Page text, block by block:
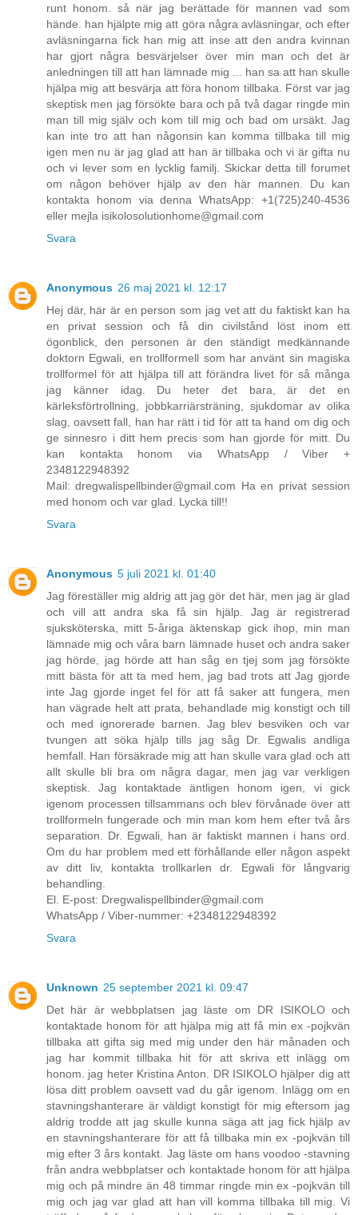
runt honom. så när jag berättade för mannen vad som
hände. han hjälpte mig att göra några avläsningar, och efter
avläsningarna fick han mig att inse att den andra kvinnan
har gjort några besvärjelser över min man och det är
anledningen till att han lämnade mig ... han sa att han skulle
hjälpa mig att besvärja att föra honom tillbaka. Först var jag
skeptisk men jag försökte bara och på två dagar ringde min
man till mig själv och kom till mig och bad om ursäkt. Jag
kan inte tro att han någonsin kan komma tillbaka till mig
igen men nu är jag glad att han är tillbaka och vi är gifta nu
och vi lever som en lycklig familj. Skickar detta till forumet
om någon behöver hjälp av den här mannen. Du kan
kontakta honom via denna WhatsApp: +1(725)240-4536
eller mejla isikolosolutionhome@gmail.com
Svara
Anonymous 26 maj 2021 kl. 12:17
Hej där, här är en person som jag vet att du faktiskt kan ha
en privat session och få din civilstånd löst inom ett
ögonblick, den personen är den ständigt medkännande
doktorn Egwali, en trollformell som har använt sin magiska
trollformel för att hjälpa till att förändra livet för så många
jag känner idag. Du heter det bara, är det en
kärleksförtrollning, jobbkarriärsträning, sjukdomar av olika
slag, oavsett fall, han har rätt i tid för att ta hand om dig och
ge sinnesro i ditt hem precis som han gjorde för mitt. Du
kan kontakta honom via WhatsApp / Viber +
2348122948392
Mail: dregwalispellbinder@gmail.com Ha en privat session
med honom och var glad. Lycka till!!
Svara
Anonymous 5 juli 2021 kl. 01:40
Jag föreställer mig aldrig att jag gör det här, men jag är glad
och vill att andra ska få sin hjälp. Jag är registrerad
sjuksköterska, mitt 5-åriga äktenskap gick ihop, min man
lämnade mig och våra barn lämnade huset och andra saker
jag hörde, jag hörde att han såg en tjej som jag försökte
mitt bästa för att ta med hem, jag bad trots att Jag gjorde
inte Jag gjorde inget fel för att få saker att fungera, men
han vägrade helt att prata, behandlade mig konstigt och till
och med ignorerade barnen. Jag blev besviken och var
tvungen att söka hjälp tills jag såg Dr. Egwalis andliga
hemfall. Han försäkrade mig att han skulle vara glad och att
allt skulle bli bra om några dagar, men jag var verkligen
skeptisk. Jag kontaktade äntligen honom igen, vi gick
igenom processen tillsammans och blev förvånade över att
trollformeln fungerade och min man kom hem efter två års
separation. Dr. Egwali, han är faktiskt mannen i hans ord.
Om du har problem med ett förhållande eller någon aspekt
av ditt liv, kontakta trollkarlen dr. Egwali för långvarig
behandling.
El. E-post: Dregwalispellbinder@gmail.com
WhatsApp / Viber-nummer: +2348122948392
Svara
Unknown 25 september 2021 kl. 09:47
Det här är webbplatsen jag läste om DR ISIKOLO och
kontaktade honom för att hjälpa mig att få min ex -pojkvän
tillbaka att gifta sig med mig under den här månaden och
jag har kommit tillbaka hit för att skriva ett inlägg om
honom. jag heter Kristina Anton. DR ISIKOLO hjälper dig att
lösa ditt problem oavsett vad du går igenom. Inlägg om en
stavningshanterare är väldigt konstigt för mig eftersom jag
aldrig trodde att jag skulle kunna säga att jag fick hjälp av
en stavningshanterare för att få tillbaka min ex -pojkvän till
mig efter 3 års kontakt. Jag läste om hans voodoo -stavning
från andra webbplatser och kontaktade honom för att hjälpa
mig och på mindre än 48 timmar ringde min ex -pojkvän till
mig och jag var glad att han vill komma tillbaka till mig. Vi